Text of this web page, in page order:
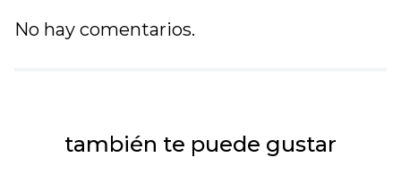
No hay comentarios.
también te puede gustar